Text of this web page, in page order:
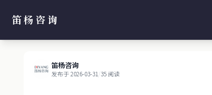
笛杨咨询
笛杨咨询
发布于 2026-03-31/35 阅读